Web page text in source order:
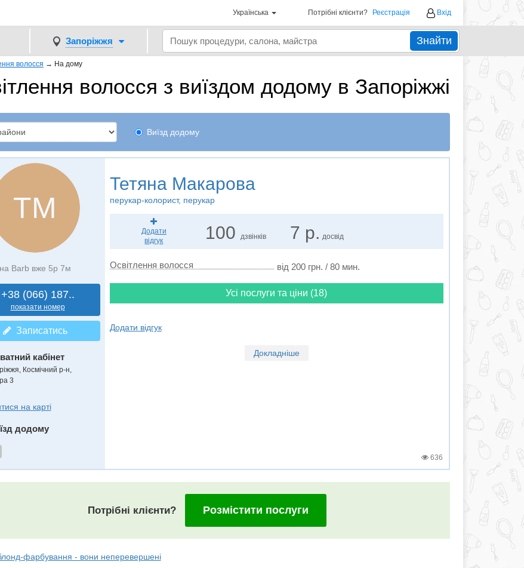
Українська Потрібні клієнти? Реєстрація Вхід
Запоріжжя Знайти
волосся → На дому
волосся з виїздом додому в Запоріжжі
Виїзд додому
ТМ
на Barb вже 5р 7м
+38 (066) 187..
показати номер
Записатись
кабінет
Космічний р-н,
3
на карті
додому
Тетяна Макарова
перукар-колорист, перукар
Додати
відгук
100 дзвінків 7 р. досвід
Освітлення волосся від 200 грн. / 80 мин.
Усі послуги та ціни (18)
Додати відгук
Докладніше
636
Потрібні клієнти? Розмістити послуги
фарбування - вони неперевершені